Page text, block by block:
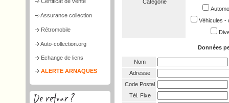
Assurance collection
Rétromobile
Auto-collection.org
Echange de liens
ALERTE ARNAQUES
Catégorie
Véhicules -
Données
Nom
Adresse
Code Postal
Tél. Fixe